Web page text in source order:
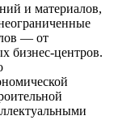
и материалов,
— от
бизнес-центров.